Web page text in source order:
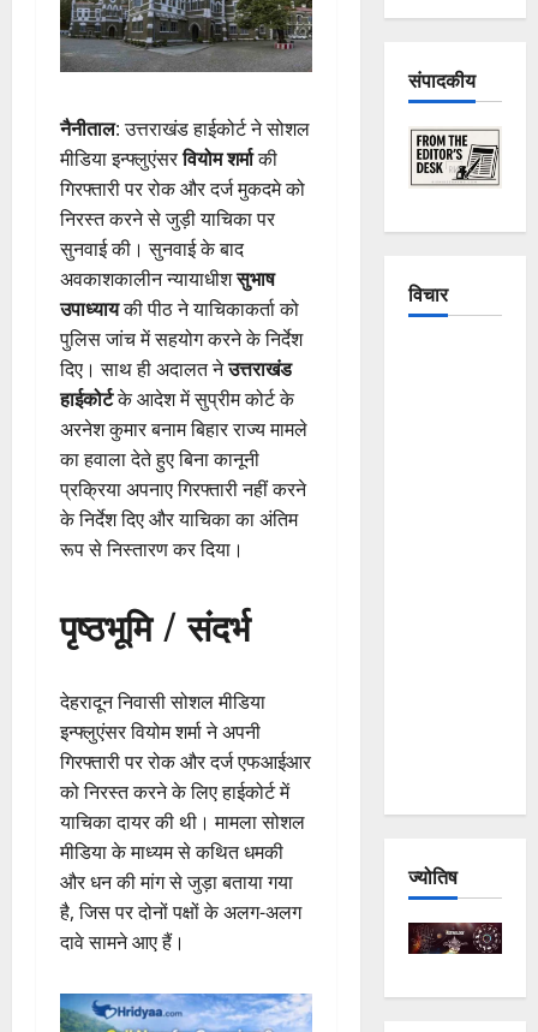
नैनीताल: उत्तराखंड हाईकोर्ट ने सोशल
मीडिया इन्फ्लुएंसरवियोम शर्माकी
गिरफ्तारी पर रोक और दर्ज मुकदमे को
निरस्त करने से जुड़ी याचिका पर
सुनवाई की। सुनवाई के बाद
अवकाशकालीन न्यायाधीशसुभाष
उपाध्यायकी पीठ ने याचिकाकर्ता को
पुलिस जांच में सहयोग करने के निर्देश
दिए। साथ ही अदालत नेउत्तराखंड
हाईकोर्टके आदेश में सुप्रीम कोर्ट के
अरनेश कुमार बनाम बिहार राज्य मामले
का हवाला देते हुए बिना कानूनी
प्रक्रिया अपनाए गिरफ्तारी नहीं करने
के निर्देश दिए और याचिका का अंतिम
रूप से निस्तारण कर दिया।
पृष्ठभूमि / संदर्भ
देहरादून निवासी सोशल मीडिया
इन्फ्लुएंसर वियोम शर्मा ने अपनी
गिरफ्तारी पर रोक और दर्ज एफआईआर
को निरस्त करने के लिए हाईकोर्ट में
याचिका दायर की थी। मामला सोशल
मीडिया के माध्यम से कथित धमकी
और धन की मांग से जुड़ा बताया गया
है, जिस पर दोनों पक्षों के अलग-अलग
दावे सामने आए हैं।
संपादकीय
विचार
ज्योतिष